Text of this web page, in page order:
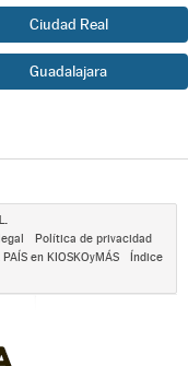
Ciudad Real
Guadalajara
Política de privacidad
PAÍS en KIOSKOyMÁS
Índice